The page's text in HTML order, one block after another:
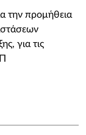
την προμήθεια
για τις